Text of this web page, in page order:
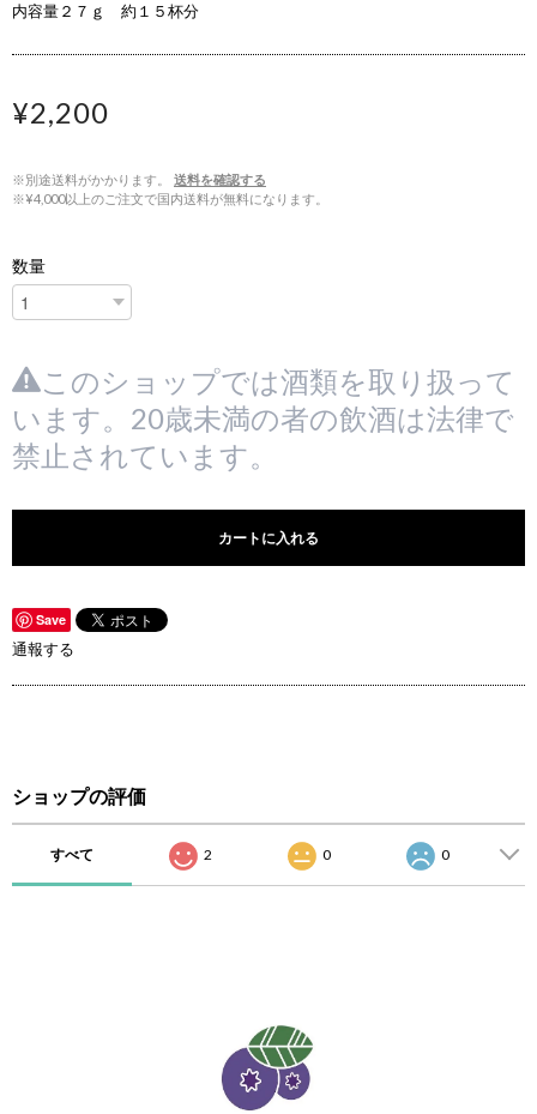
内容量２７ｇ 約１５杯分
¥2,200
※別途送料がかかります。
送料を確認する
※¥4,000以上のご注文で国内送料が無料になります。
数量
このショップでは酒類を取り扱って
います。20歳未満の者の飲酒は法律で
禁止されています。
カートに入れる
Save
通報する
ショップの評価
すべて 2 0 0